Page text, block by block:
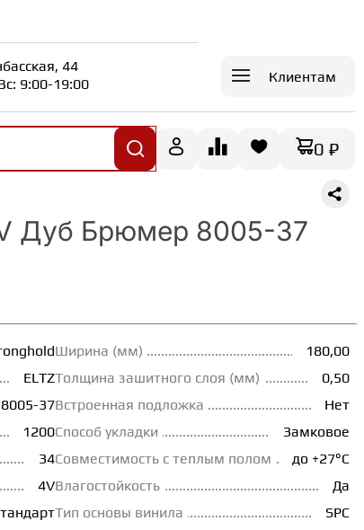
44
9:00-19:00
Клиентам
0 ₽
Дуб Брюмер 8005-37
ELTZ
37
1200
34
4V
Ширина (мм)
180,00
Толщина зашитного слоя (мм)
0,50
Встроенная подложка
Нет
Способ укладки
Замковое
Совместимость с теплым полом
до +27°С
Влагостойкость
Да
Тип основы винила
SPC